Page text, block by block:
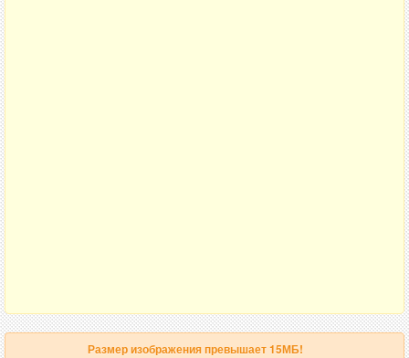
Размер изображения превышает 15МБ!